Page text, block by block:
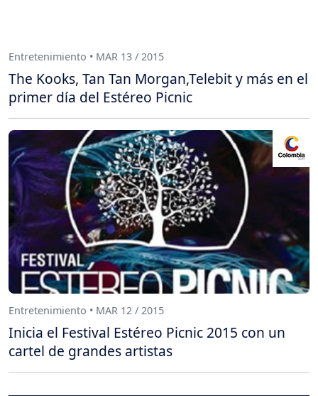
Entretenimiento • MAR 13 / 2015
The Kooks, Tan Tan Morgan,Telebit y más en el
primer día del Estéreo Picnic
Entretenimiento • MAR 12 / 2015
Inicia el Festival Estéreo Picnic 2015 con un
cartel de grandes artistas